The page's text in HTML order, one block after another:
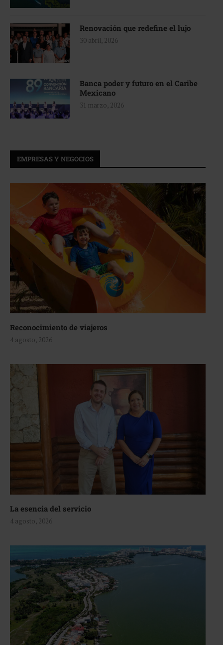
Renovación que redefine el lujo
30 abril, 2026
Banca poder y futuro en el Caribe
Mexicano
31 marzo, 2026
EMPRESAS Y NEGOCIOS
Reconocimiento de viajeros
4 agosto, 2026
La esencia del servicio
4 agosto, 2026